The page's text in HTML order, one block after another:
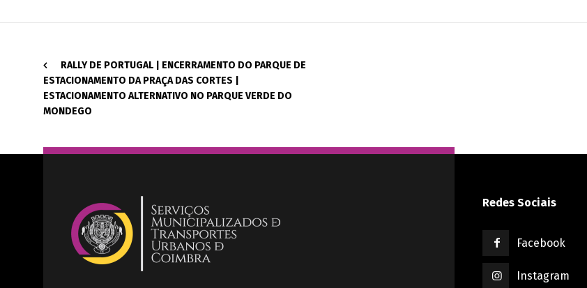
RALLY DE PORTUGAL | ENCERRAMENTO DO PARQUE DE
ESTACIONAMENTO DA PRAÇA DAS CORTES |
ESTACIONAMENTO ALTERNATIVO NO PARQUE VERDE DO
MONDEGO
Redes Sociais
Facebook
Instagram